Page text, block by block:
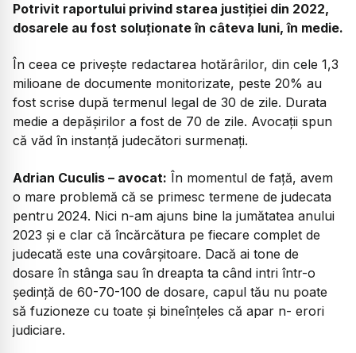
Potrivit raportului privind starea justiției din 2022,
dosarele au fost soluționate în câteva luni, în medie.
În ceea ce privește redactarea hotărârilor, din cele 1,3
milioane de documente monitorizate, peste 20% au
fost scrise după termenul legal de 30 de zile. Durata
medie a depășirilor a fost de 70 de zile. Avocații spun
că văd în instanță judecători surmenați.
Adrian Cuculis – avocat: În momentul de față, avem
o mare problemă că se primesc termene de judecata
pentru 2024. Nici n-am ajuns bine la jumătatea anului
2023 și e clar că încărcătura pe fiecare complet de
judecată este una covârșitoare. Dacă ai tone de
dosare în stânga sau în dreapta ta când intri într-o
ședință de 60-70-100 de dosare, capul tău nu poate
să fuzioneze cu toate și bineînțeles că apar n- erori
judiciare.